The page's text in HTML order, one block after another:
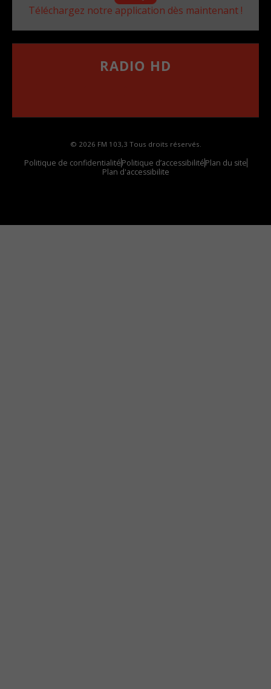
Téléchargez notre application dès maintenant !
RADIO HD
© 2026 FM 103,3 Tous droits réservés.
Politique de confidentialitéPolitique d’accessibilitéPlan du site
Plan d'accessibilite